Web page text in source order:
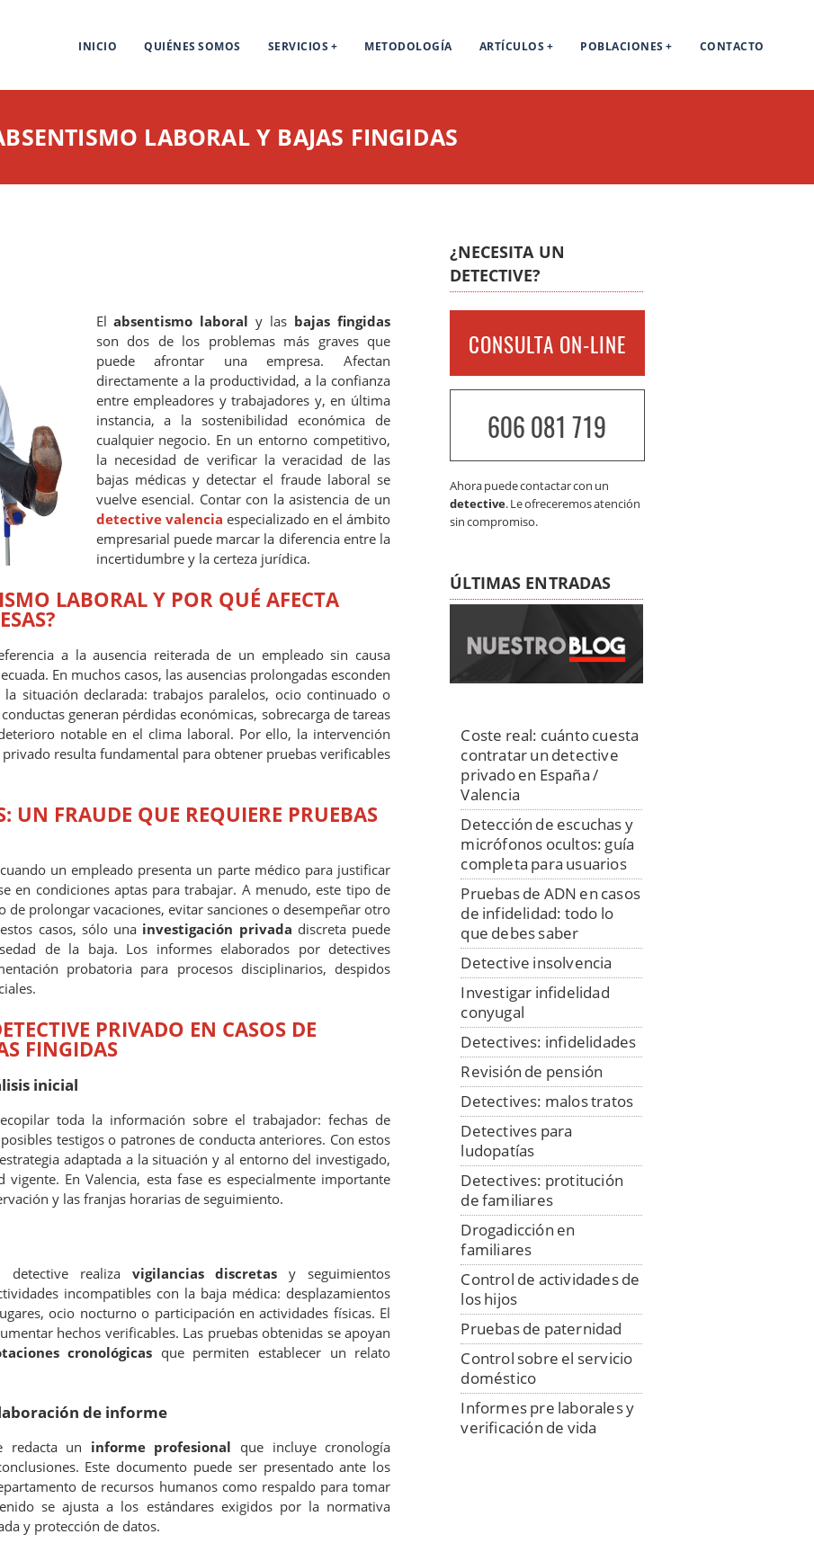
INICIO QUIÉNES SOMOS SERVICIOS METODOLOGÍA ARTÍCULOS POBLACIONES CONTACTO
LABORAL Y BAJAS FINGIDAS
Elabsentismo laboral y las bajas fingidas
son dos de los problemas más graves que
puede afrontar una empresa. Afectan
directamente a la productividad, a la confianza
entre empleadores y trabajadores y, en última
instancia, a la sostenibilidad económica de
cualquier negocio. En un entorno competitivo,
la necesidad de verificar la veracidad de las
bajas médicas y detectar el fraude laboral se
vuelve esencial. Contar con la asistencia de un
detective valencia especializado en el ámbito
empresarial puede marcar la diferencia entre la
incertidumbre y la certeza jurídica.
LABORAL Y POR QUÉ AFECTA
a la ausencia reiterada de un empleado sin causa
En muchos casos, las ausencias prolongadas esconden
situación declarada: trabajos paralelos, ocio continuado o
generan pérdidas económicas, sobrecarga de tareas
notable en el clima laboral. Por ello, la intervención
resulta fundamental para obtener pruebas verificables
UN FRAUDE QUE REQUIERE PRUEBAS
un empleado presenta un parte médico para justificar
en condiciones aptas para trabajar. A menudo, este tipo de
de prolongar vacaciones, evitar sanciones o desempeñar otro
casos, sólo una investigación privada discreta puede
de la baja. Los informes elaborados por detectives
probatoria para procesos disciplinarios, despidos
PRIVADO EN CASOS DE
FINGIDAS
inicial
toda la información sobre el trabajador: fechas de
testigos o patrones de conducta anteriores. Con estos
adaptada a la situación y al entorno del investigado,
En Valencia, esta fase es especialmente importante
y las franjas horarias de seguimiento.
detective realiza vigilancias discretas y seguimientos
incompatibles con la baja médica: desplazamientos
ocio nocturno o participación en actividades físicas. El
hechos verificables. Las pruebas obtenidas se apoyan
cronológicas que permiten establecer un relato
de informe
redacta un informe profesional que incluye cronología
Este documento puede ser presentado ante los
de recursos humanos como respaldo para tomar
se ajusta a los estándares exigidos por la normativa
y protección de datos.
¿NECESITA UN
DETECTIVE?
CONSULTA ON-LINE
606 081 719
Ahora puede contactar con un
detective. Le ofreceremos atención
sin compromiso.
ÚLTIMAS ENTRADAS
Coste real: cuánto cuesta
contratar un detective
privado en España /
Valencia
Detección de escuchas y
micrófonos ocultos: guía
completa para usuarios
Pruebas de ADN en casos
de infidelidad: todo lo
que debes saber
Detective insolvencia
Investigar infidelidad
conyugal
Detectives: infidelidades
Revisión de pensión
Detectives: malos tratos
Detectives para
ludopatías
Detectives: protitución
de familiares
Drogadicción en
familiares
Control de actividades de
los hijos
Pruebas de paternidad
Control sobre el servicio
doméstico
Informes pre laborales y
verificación de vida